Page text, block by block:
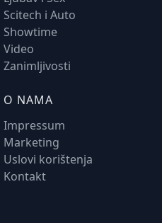
Scitech i Auto
Showtime
Video
Zanimljivosti
O NAMA
Impressum
Marketing
Uslovi korištenja
Kontakt